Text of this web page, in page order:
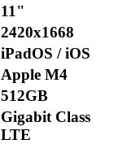
11"
2420x1668
iPadOS / iOS
Apple M4
512GB
Gigabit Class
LTE